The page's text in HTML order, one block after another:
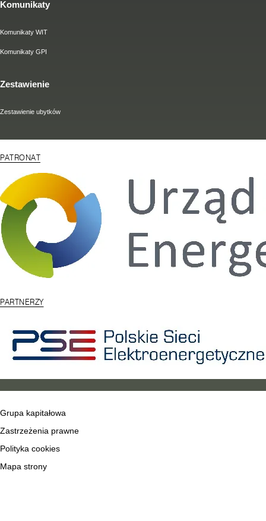
Komunikaty
Komunikaty WIT
Komunikaty GPI
Zestawienie
Zestawienie ubytków
PATRONAT
PARTNERZY
Grupa kapitałowa
Zastrzeżenia prawne
Polityka cookies
Mapa strony